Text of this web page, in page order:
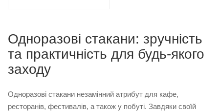
Одноразові стакани: зручність
та практичність для будь-якого
заходу
Одноразові стакани незамінний атрибут для кафе,
ресторанів, фестивалів, а також у побуті. Завдяки своїй